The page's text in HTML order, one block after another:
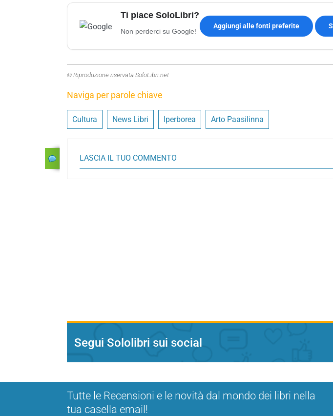
Ti piace SoloLibri?
Non perderci su Google!
Aggiungi alle fonti preferite
© Riproduzione riservata SoloLibri.net
Naviga per parole chiave
Cultura News Libri Iperborea Arto Paasilinna
LASCIA IL TUO COMMENTO
Segui Sololibri sui social
Tutte le Recensioni e le novità dal mondo dei libri nella
tua casella email!